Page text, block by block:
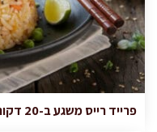
פרייד רייס משגע ב-20 דקות, בלי ווק בכלל